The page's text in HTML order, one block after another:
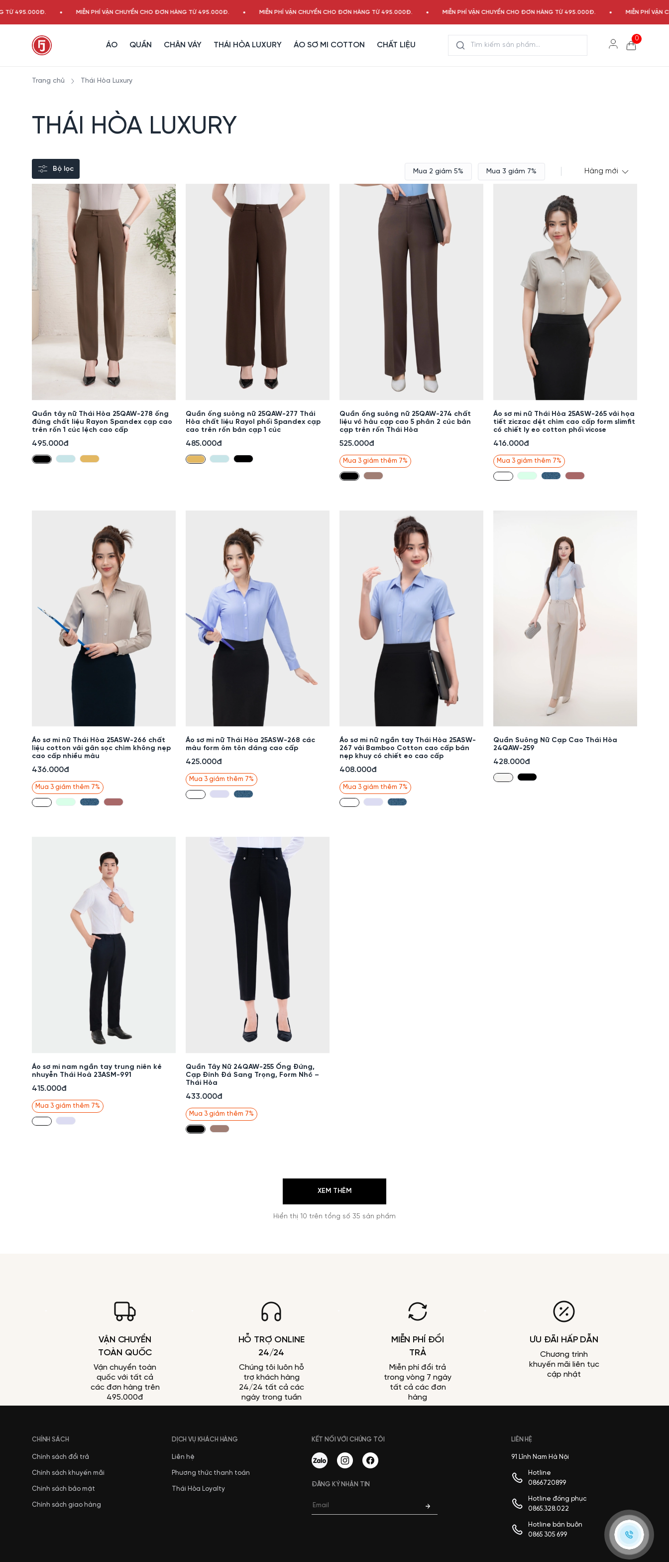
MIỄN PHÍ VẬN CHUYỂN CHO ĐƠN HÀNG TỪ 495.000Đ. MIỄN PHÍ VẬN CHUYỂN CHO ĐƠN HÀNG TỪ 495.000Đ. MIỄN PHÍ VẬN CHUYỂN CHO ĐƠN HÀNG TỪ 495.000Đ. MIỄN PHÍ VẬN
ÁO QUẦN CHÂN VÁY THÁI HÒA LUXURY ÁO SƠ MI COTTON CHẤT LIỆU
0
Trang chủ Thái Hòa Luxury
THÁI HÒA LUXURY
Bộ lọc Mua 2 giảm 5% Mua 3 giảm 7%
Quần tây nữ Thái Hòa 25QAW-278 ống
đứng chất liệu Rayon Spandex cạp cao
trên rốn 1 cúc lệch cao cấp
495.000đ
Quần ống suông nữ 25QAW-277 Thái
Hòa chất liệu Rayol phối Spandex cạp
cao trên rốn bản cạp 1 cúc
485.000đ
Quần ống suông nữ 25QAW-274 chất
liệu vỏ hàu cạp cao 5 phân 2 cúc bản
cạp trên rốn Thái Hòa
525.000đ
Mua 3 giảm thêm 7%
Áo sơ mi nữ Thái Hòa 25ASW-265 vải họa
tiết ziczac dệt chìm cao cấp form slimfit
có chiết ly eo cotton phối vicose
416.000đ
Mua 3 giảm thêm 7%
Áo sơ mi nữ Thái Hòa 25ASW-266 chất
liệu cotton vải gân sọc chìm không nẹp
cao cấp nhiều màu
436.000đ
Mua 3 giảm thêm 7%
Áo sơ mi nữ Thái Hòa 25ASW-268 các
màu form ôm tôn dáng cao cấp
425.000đ
Mua 3 giảm thêm 7%
Áo sơ mi nữ ngắn tay Thái Hòa 25ASW-
267 vải Bamboo Cotton cao cấp bản
nẹp khuy có chiết eo cao cấp
408.000đ
Mua 3 giảm thêm 7%
Quần Suông Nữ Cạp Cao Thái Hòa
24QAW-259
428.000đ
Áo sơ mi nam ngắn tay trung niên kẻ
nhuyễn Thái Hoà 23ASM-991
415.000đ
Mua 3 giảm thêm 7%
Quần Tây Nữ 24QAW-255 Ống Đứng,
Cạp Đính Đá Sang Trọng, Form Nhỏ –
Thái Hòa
433.000đ
Mua 3 giảm thêm 7%
XEM THÊM
Hiển thị 10 trên tổng số 35 sản phẩm
VẬN CHUYỂN
TOÀN QUỐC
Vận chuyển toàn
quốc với tất cả
các đơn hàng trên
495.000đ
HỖ TRỢ ONLINE
24/24
Chúng tôi luôn hỗ
trợ khách hàng
24/24 tất cả các
ngày trong tuần
MIỄN PHÍ ĐỔI
TRẢ
Miễn phí đổi trả
trong vòng 7 ngày
tất cả các đơn
hàng
ƯU ĐÃI HẤP DẪN
Chương trình
khuyến mãi liên tục
cập nhật
CHÍNH SÁCH
Chính sách đổi trả
Chính sách khuyến mãi
Chính sách bảo mật
Chính sách giao hàng
DỊCH VỤ KHÁCH HÀNG
Liên hệ
Phương thức thanh toán
Thái Hòa Loyalty
KẾT NỐI VỚI CHÚNG TÔI
ĐĂNG KÝ NHẬN TIN
LIÊN HỆ
91 Lĩnh Nam Hà Nội
Hotline
0866720899
Hotline đồng phục
0865.328.022
Hotline bán buôn
0865 305 699